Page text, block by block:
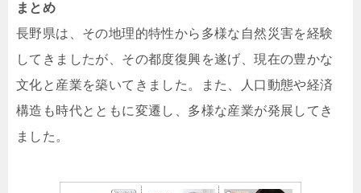
まとめ
長野県は、その地理的特性から多様な自然災害を経験
してきましたが、その都度復興を遂げ、現在の豊かな
文化と産業を築いてきました。​また、人口動態や経済
構造も時代とともに変遷し、多様な産業が発展してき
ました。